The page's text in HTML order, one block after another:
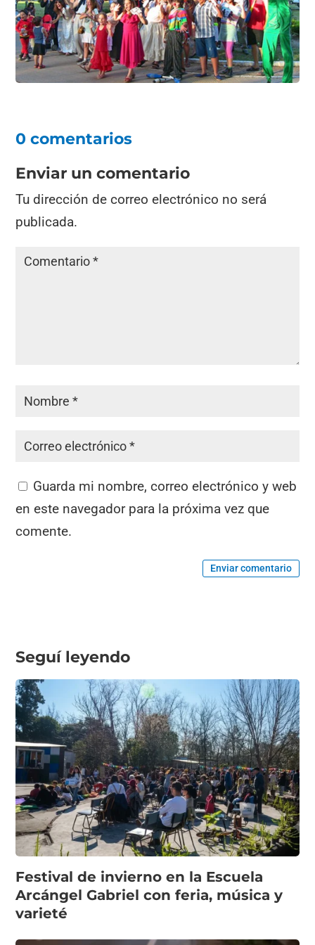
0 comentarios
Enviar un comentario
Tu dirección de correo electrónico no será
publicada.
Guarda mi nombre, correo electrónico y web
en este navegador para la próxima vez que
comente.
Enviar comentario
Seguí leyendo
Festival de invierno en la Escuela
Arcángel Gabriel con feria, música y
varieté